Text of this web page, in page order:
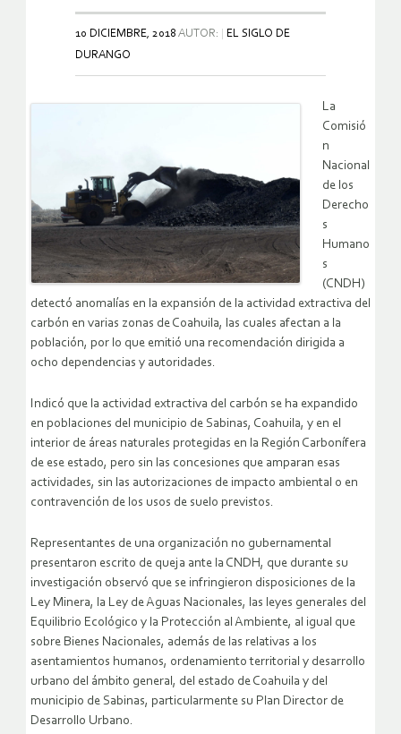
10 DICIEMBRE, 2018 AUTOR:
EL SIGLO DE
DURANGO
La
Comisió
n
Nacional
de los
Derecho
s
Humano
s
(CNDH)
detectó anomalías en la expansión de la actividad extractiva del
carbón en varias zonas de Coahuila, las cuales afectan a la
población, por lo que emitió una recomendación dirigida a
ocho dependencias y autoridades.
Indicó que la actividad extractiva del carbón se ha expandido
en poblaciones del municipio de Sabinas, Coahuila, y en el
interior de áreas naturales protegidas en la Región Carbonífera
de ese estado, pero sin las concesiones que amparan esas
actividades, sin las autorizaciones de impacto ambiental o en
contravención de los usos de suelo previstos.
Representantes de una organización no gubernamental
presentaron escrito de queja ante la CNDH, que durante su
investigación observó que se infringieron disposiciones de la
Ley Minera, la Ley de Aguas Nacionales, las leyes generales del
Equilibrio Ecológico y la Protección al Ambiente, al igual que
sobre Bienes Nacionales, además de las relativas a los
asentamientos humanos, ordenamiento territorial y desarrollo
urbano del ámbito general, del estado de Coahuila y del
municipio de Sabinas, particularmente su Plan Director de
Desarrollo Urbano.